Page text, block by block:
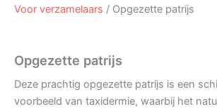
Voor verzamelaars / Opgezette patrijs
Opgezette patrijs
Deze prachtig opgezette patrijs is een
voorbeeld van taxidermie, waarbij het